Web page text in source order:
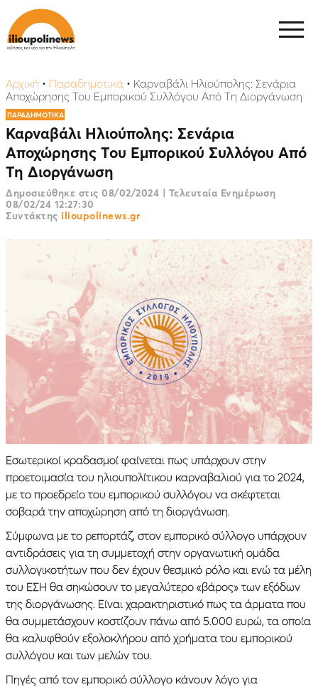
Αρχική • Παραδημοτικά • Καρναβάλι Ηλιούπολης: Σενάρια
Αποχώρησης Του Εμπορικού Συλλόγου Από Τη Διοργάνωση
ΠΑΡΑΔΗΜΟΤΙΚΑ
Καρναβάλι Ηλιούπολης: Σενάρια
Αποχώρησης Του Εμπορικού Συλλόγου Από
Τη Διοργάνωση
Δημοσιεύθηκε στις 08/02/2024 | Τελευταία Ενημέρωση
08/02/24 12:27:30
Συντάκτης ilioupolinews.gr
Εσωτερικοί κραδασμοί φαίνεται πως υπάρχουν στην
προετοιμασία του ηλιουπολίτικου καρναβαλιού για το 2024,
με το προεδρείο του εμπορικού συλλόγου να σκέφτεται
σοβαρά την αποχώρηση από τη διοργάνωση.
Σύμφωνα με το ρεπορτάζ, στον εμπορικό σύλλογο υπάρχουν
αντιδράσεις για τη συμμετοχή στην οργανωτική ομάδα
συλλογικοτήτων που δεν έχουν θεσμικό ρόλο και ενώ τα μέλη
του ΕΣΗ θα σηκώσουν το μεγαλύτερο «βάρος» των εξόδων
της διοργάνωσης. Είναι χαρακτηριστικό πως τα άρματα που
θα συμμετάσχουν κοστίζουν πάνω από 5.000 ευρώ, τα οποία
θα καλυφθούν εξολοκλήρου από χρήματα του εμπορικού
συλλόγου και των μελών του.
Πηγές από τον εμπορικό σύλλογο κάνουν λόγο για